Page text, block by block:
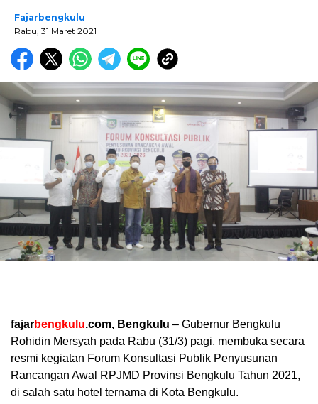
Fajarbengkulu
Rabu, 31 Maret 2021
fajarbengkulu.com, Bengkulu – Gubernur Bengkulu
Rohidin Mersyah pada Rabu (31/3) pagi, membuka secara
resmi kegiatan Forum Konsultasi Publik Penyusunan
Rancangan Awal RPJMD Provinsi Bengkulu Tahun 2021,
di salah satu hotel ternama di Kota Bengkulu.